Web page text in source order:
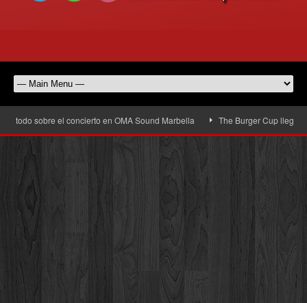
sobre el concierto en OMA Sound Marbella The Burger Cup llega a